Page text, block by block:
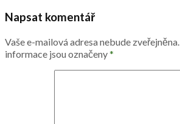
Napsat komentář
Vaše e-mailová adresa nebude zveřejněna.
informace jsou označeny*